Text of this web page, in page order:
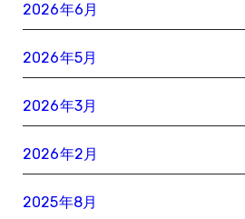
2026年6月
2026年5月
2026年3月
2026年2月
2025年8月